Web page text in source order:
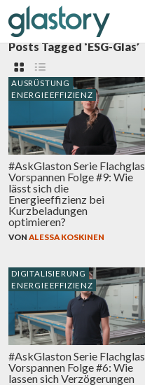
Posts Tagged ‘ESG-Glas’
AUSRÜSTUNG
ENERGIEEFFIZIENZ
#AskGlaston Serie Flachglas
Vorspannen Folge #9: Wie
lässt sich die
Energieeffizienz bei
Kurzbeladungen
optimieren?
VON ALESSA KOSKINEN
DIGITALISIERUNG
ENERGIEEFFIZIENZ
#AskGlaston Serie Flachglas
Vorspannen Folge #6: Wie
lassen sich Verzögerungen